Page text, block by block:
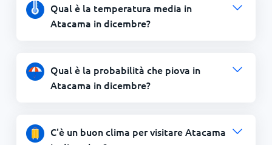
Qual è la temperatura media in
Atacama in dicembre?
Qual è la probabilità che piova in
Atacama in dicembre?
C'è un buon clima per visitare Atacama